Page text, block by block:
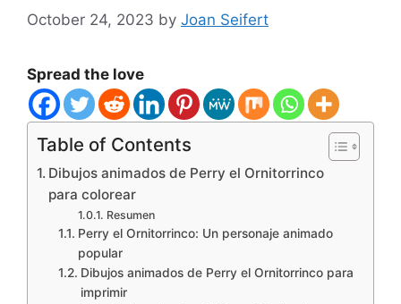
October 24, 2023 by Joan Seifert
Spread the love
Table of Contents
Dibujos animados de Perry el Ornitorrinco
para colorear
Resumen
Perry el Ornitorrinco: Un personaje animado
popular
Dibujos animados de Perry el Ornitorrinco para
imprimir